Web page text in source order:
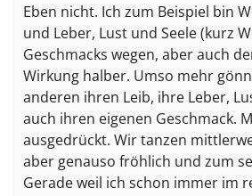
Eben nicht. Ich zum Beispiel bin
und Leber, Lust und Seele (kurz
Geschmacks wegen, aber auch
Wirkung halber. Umso mehr
anderen ihren Leib, ihre Leber,
auch ihren eigenen Geschmack.
ausgedrückt. Wir tanzen
aber genauso fröhlich und zum
Gerade weil ich schon immer im